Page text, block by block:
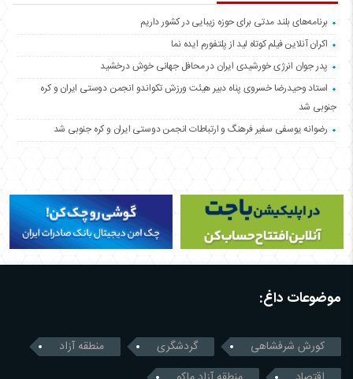
برنامه‌های بلند مدتی برای حوزه زیبایی در کشور داریم
اکران آنلاین فیلم کوتاه لید از پلتفورم ایده نما
پدر جوان انرژی خورشیدی ایران در محافل جهانی خوش درخشید
استاد وحیدرضا خسروی پناه دبیر هیئت ورزش تکواندو انجمن دوستی ایران و کره
جنوبی شد
رضوانه یوسفی سفیر فرهنگ و ارتباطات انجمن دوستی ایران و کره جنوبی شد
موضوعات داغ:
کورش شرفشاهی گردشگری
منطقه آزاد